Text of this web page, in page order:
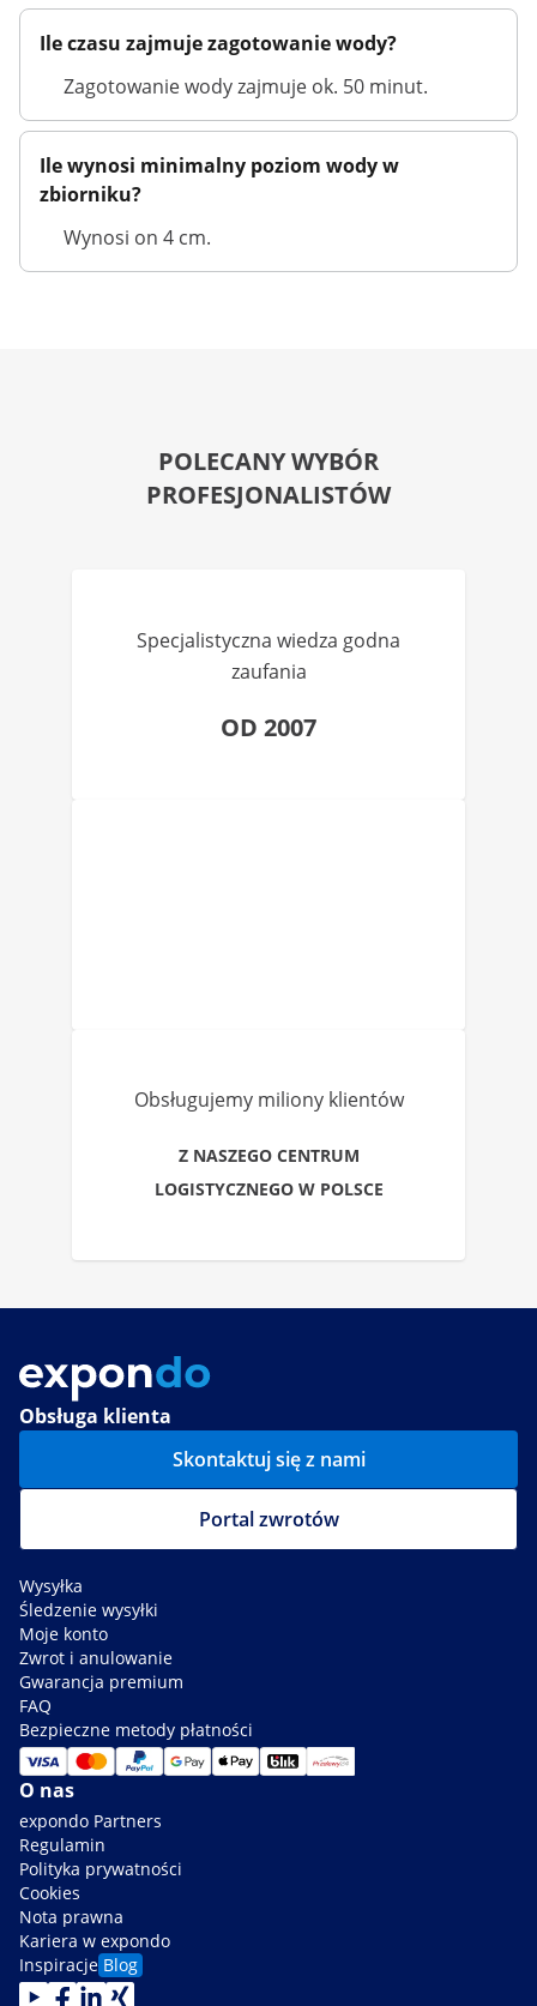
Ile czasu zajmuje zagotowanie wody?
Zagotowanie wody zajmuje ok. 50 minut.
Ile wynosi minimalny poziom wody w
zbiorniku?
Wynosi on 4 cm.
POLECANY WYBÓR
PROFESJONALISTÓW
Specjalistyczna wiedza godna
zaufania
OD 2007
Obsługujemy miliony klientów
Z NASZEGO CENTRUM
LOGISTYCZNEGO W POLSCE
Obsługa klienta
Skontaktuj się z nami
Portal zwrotów
Wysyłka
Śledzenie wysyłki
Moje konto
Zwrot i anulowanie
Gwarancja premium
FAQ
Bezpieczne metody płatności
O nas
expondo Partners
Regulamin
Polityka prywatności
Cookies
Nota prawna
Kariera w expondo
Inspiracje Blog